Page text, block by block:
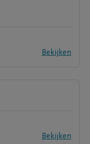
Bekijken
Bekijken